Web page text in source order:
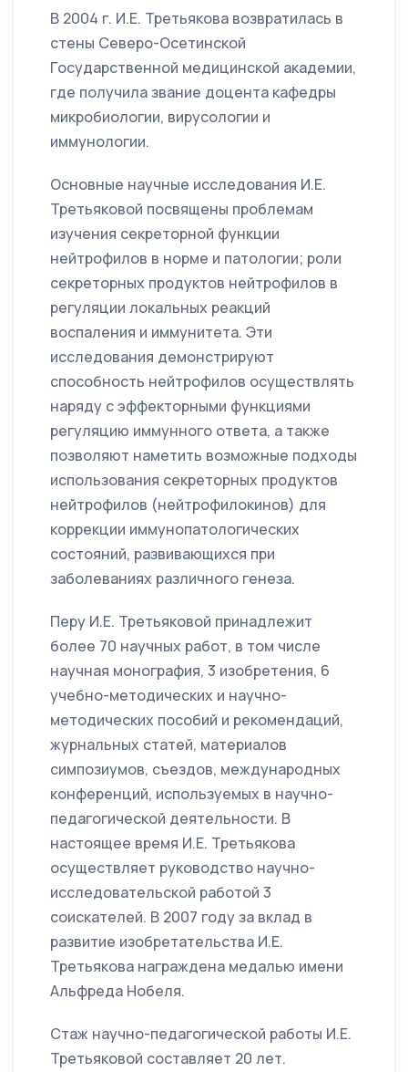
В 2004 г. И.Е. Третьякова возвратилась в
стены Северо-Осетинской
Государственной медицинской академии,
где получила звание доцента кафедры
микробиологии, вирусологии и
иммунологии.
Основные научные исследования И.Е.
Третьяковой посвящены проблемам
изучения секреторной функции
нейтрофилов в норме и патологии; роли
секреторных продуктов нейтрофилов в
регуляции локальных реакций
воспаления и иммунитета. Эти
исследования демонстрируют
способность нейтрофилов осуществлять
наряду с эффекторными функциями
регуляцию иммунного ответа, а также
позволяют наметить возможные подходы
использования секреторных продуктов
нейтрофилов (нейтрофилокинов) для
коррекции иммунопатологических
состояний, развивающихся при
заболеваниях различного генеза.
Перу И.Е. Третьяковой принадлежит
более 70 научных работ, в том числе
научная монография, 3 изобретения, 6
учебно-методических и научно-
методических пособий и рекомендаций,
журнальных статей, материалов
симпозиумов, съездов, международных
конференций, используемых в научно-
педагогической деятельности. В
настоящее время И.Е. Третьякова
осуществляет руководство научно-
исследовательской работой 3
соискателей. В 2007 году за вклад в
развитие изобретательства И.Е.
Третьякова награждена медалью имени
Альфреда Нобеля.
Стаж научно-педагогической работы И.Е.
Третьяковой составляет 20 лет.